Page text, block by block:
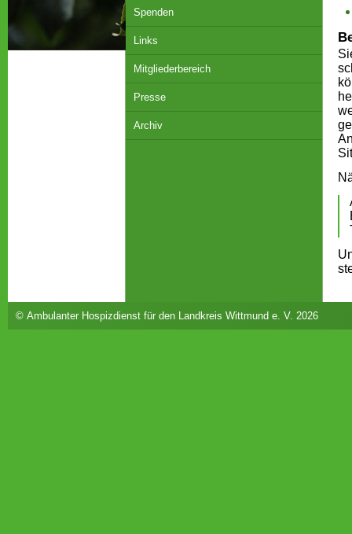
Spenden
Links
Mitgliederbereich
Presse
Archiv
© Ambulanter Hospizdienst für den Landkreis Wittmund e. V. 2026